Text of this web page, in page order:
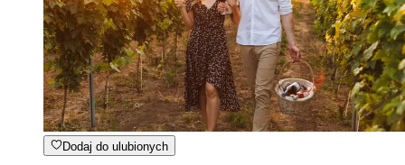
Dodaj do ulubionych